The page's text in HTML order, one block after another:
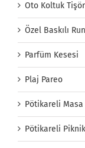
Oto Koltuk
Özel Baskılı
Parfüm Kesesi
Plaj Pareo
Pötikareli Masa
Pötikareli